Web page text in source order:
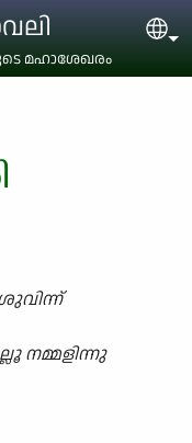
മഹാശേഖരം
നമ്മളിന്നു